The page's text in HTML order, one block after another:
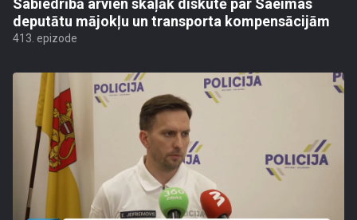
Sabiedrībā arvien skaļāk diskutē par Saeimas
deputātu mājokļu un transporta kompensācijām
413. epizode